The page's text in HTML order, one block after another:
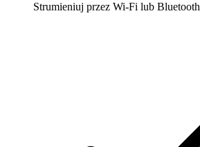
Strumieniuj przez Wi-Fi lub Bluetooth